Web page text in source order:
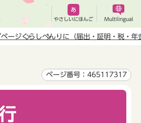
やさしいにほんご Multilingual
ページくらしべんりに（届出・証明・税・年
ページ番号：465117317